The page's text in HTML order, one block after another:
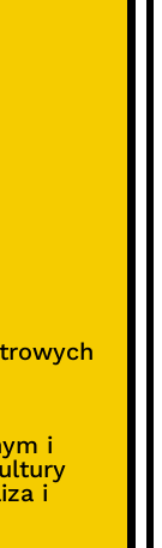
i
i